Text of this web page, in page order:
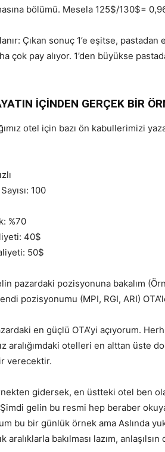
bölümü. Mesela 125$/130$=
Çıkan sonuç 1’e eşitse,
çok pay alıyor. 1’den büyükse
İÇİNDEN GERÇEK BİR
otel için bazı ön kabullerimizi
100
%70
40$
50$
pazardaki pozisyonuna bakalım
pozisyonumu (MPI, RGI, ARI)
en güçlü OTA’yi açıyorum.
aralığımdaki otelleri en alttan üste
verecektir.
gidersek, en üstteki otel ben
Şimdi gelin bu resmi hep beraber
bu bir günlük örnek ama Aslında
aralıklarla bakılması lazım,